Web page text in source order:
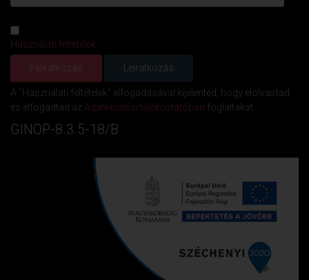
Használati feltételek
A "Használati feltételek" elfogadásával kijelented, hogy elolvastad
és elfogadtad az Adatkezelési tájékoztatóban foglaltakat.
GINOP-8.3.5-18/B